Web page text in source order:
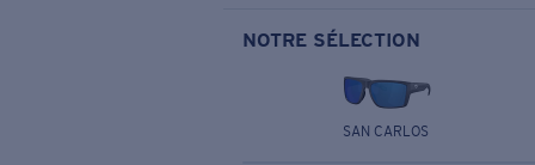
NOTRE SÉLECTION
SAN CARLOS